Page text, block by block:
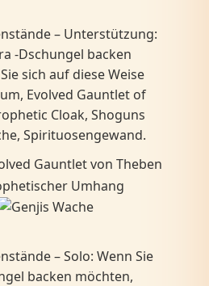
– Unterstützung:
-Dschungel backen
sich auf diese Weise
Evolved Gauntlet of
Cloak, Shoguns
Spirituosengewand.
– Solo: Wenn Sie
backen möchten,